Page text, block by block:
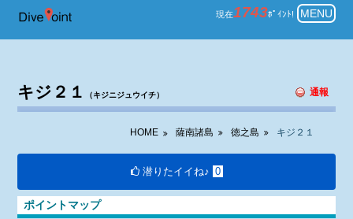
薩南諸島 徳之島 ダイビング キ
現在1743ﾎﾟｲﾝﾄ! MENU
キジ２１ （キジニジュウイチ） 通報
HOME 薩南諸島 徳之島 キジ２１
潜りたイイね♪ 0
ポイントマップ